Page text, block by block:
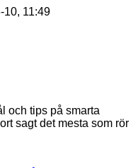
10, 11:49
och tips på smarta
sagt det mesta som rör